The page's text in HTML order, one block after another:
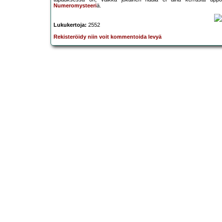
Numeromysteeriä.
Lukukertoja: 2552
Rekisteröidy niin voit kommentoida levyä